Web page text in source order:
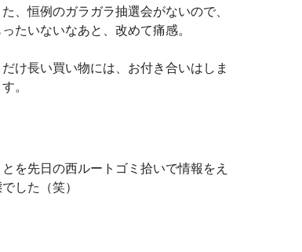
、恒例のガラガラ抽選会がないので、
たいないなあと、改めて痛感。
け長い買い物には、お付き合いはしま
。
を先日の西ルートゴミ拾いで情報をえ
した（笑）